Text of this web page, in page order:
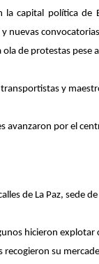
capital política
nuevas
de protestas
y
avanzaron por el
de La Paz, sede
hicieron
su